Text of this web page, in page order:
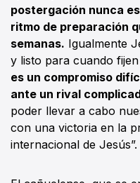
postergación nunca
ritmo de preparación
semanas. Igualmente
y listo para cuando
es un compromiso
ante un rival
poder llevar a cabo
con una victoria en la
internacional de Jesús”.